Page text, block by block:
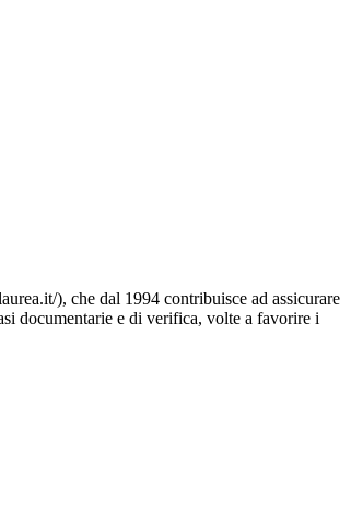
), che dal 1994 contribuisce ad assicurare
documentarie e di verifica, volte a favorire i